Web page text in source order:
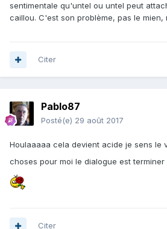
sentimentale qu'untel ou untel peut
caillou. C'est son problème, pas le mien,
Citer
Pablo87
Posté(e) 29 août 2017
Houlaaaaa cela devient acide je sens le
choses pour moi le dialogue est
Citer